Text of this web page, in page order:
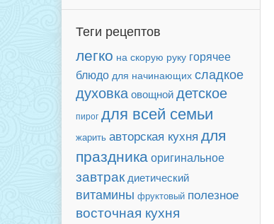
Теги рецептов
легко на скорую руку горячее
блюдо для начинающих сладкое
духовкаовощнойдетское
пирог для всей семьи
жарить авторская кухня для
праздникаоригинальное
завтрак диетический
витамины фруктовый полезное
восточная кухня